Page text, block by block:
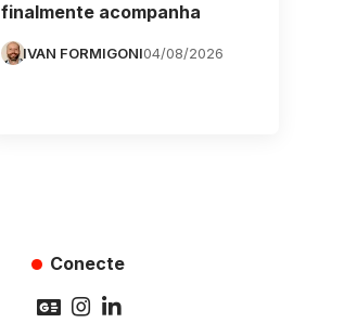
finalmente acompanha
IVAN FORMIGONI04/08/2026
Conecte